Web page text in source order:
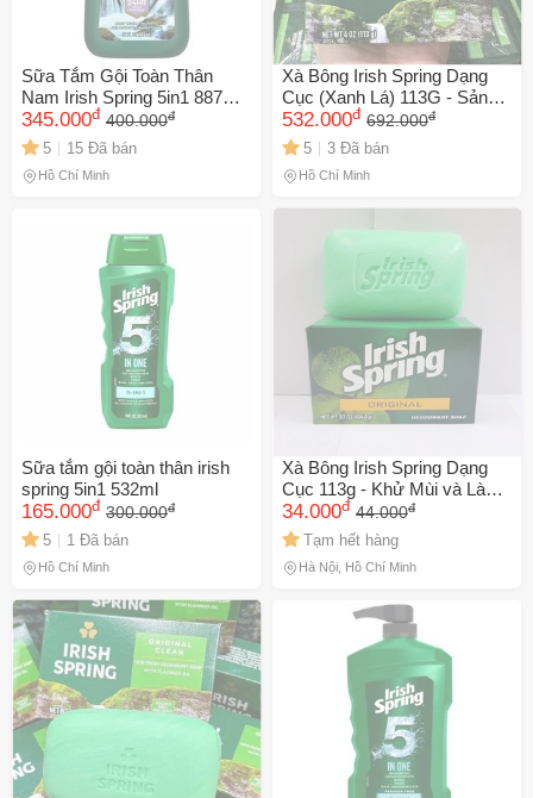
Sữa Tắm Gội Toàn Thân
Nam Irish Spring 5in1 887ml
- Chăm Sóc Da, Tóc, Mặt
Tiện Lợi, Hương Bạc Hà
Tươi Mát, Giữ 24h Thơm
Tho
345.000đ 400.000đ
5 15 Đã bán
Hồ Chí Minh
Xà Bông Irish Spring Dạng
Cục (Xanh Lá) 113G - Sản
Phẩm Tươi Mát, Làm Sạch
Da, Phù Hợp Với Mọi Loại
Da, Thư Giãn Hàng Ngày
532.000đ 692.000đ
5 3 Đã bán
Hồ Chí Minh
Sữa tắm gội toàn thân irish
spring 5in1 532ml
165.000đ 300.000đ
5 1 Đã bán
Hồ Chí Minh
Xà Bông Irish Spring Dạng
Cục 113g - Khử Mùi và Làm
Sạch Tự Nhiên cho Làn Da
Tươi Mát
34.000đ 44.000đ
Tạm hết hàng
Hà Nội, Hồ Chí Minh